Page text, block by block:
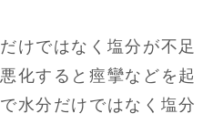
けではなく塩分が不足
化すると痙攣などを起
水分だけではなく塩分